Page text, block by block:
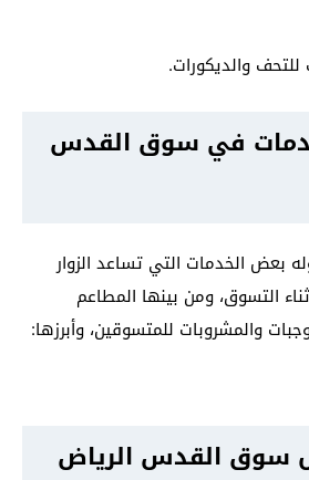
والديكورات.
في سوق القدس
بعض الخدمات التي تساعد الزوار
التسوق، ومن بينها المطاعم
والمشروبات للمتسوقين، وأبرزها:
سوق القدس الرياض